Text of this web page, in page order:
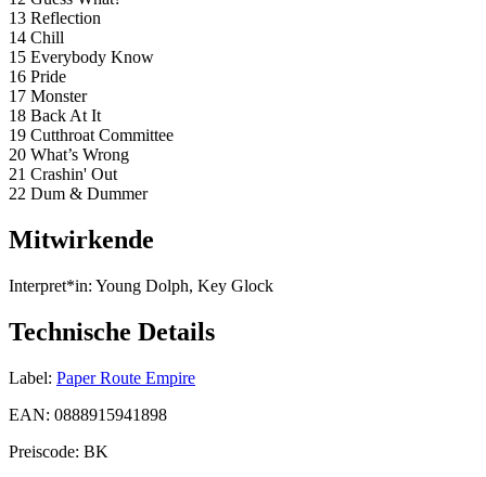
13 Reflection
14 Chill
15 Everybody Know
16 Pride
17 Monster
18 Back At It
19 Cutthroat Committee
20 What’s Wrong
21 Crashin' Out
22 Dum & Dummer
Mitwirkende
Interpret*in: Young Dolph, Key Glock
Technische Details
Label: Paper Route Empire
EAN: 0888915941898
Preiscode: BK